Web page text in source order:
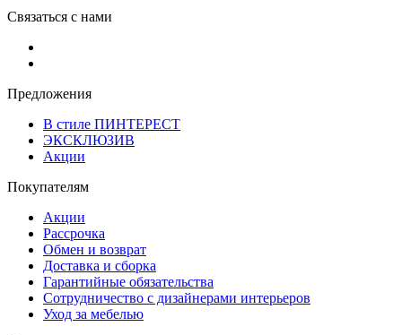
Связаться с нами
Предложения
В стиле ПИНТЕРЕСТ
ЭКСКЛЮЗИВ
Акции
Покупателям
Акции
Рассрочка
Обмен и возврат
Доставка и сборка
Гарантийные обязательства
Сотрудничество с дизайнерами интерьеров
Уход за мебелью